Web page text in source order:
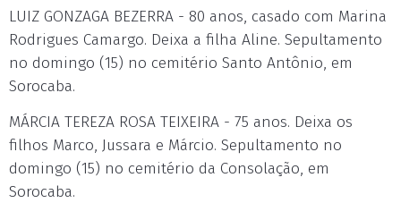
LUIZ GONZAGA BEZERRA - 80 anos, casado com Marina
Rodrigues Camargo. Deixa a filha Aline. Sepultamento
no domingo (15) no cemitério Santo Antônio, em
Sorocaba.
MÁRCIA TEREZA ROSA TEIXEIRA - 75 anos. Deixa os
filhos Marco, Jussara e Márcio. Sepultamento no
domingo (15) no cemitério da Consolação, em
Sorocaba.